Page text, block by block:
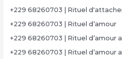
+229 68260703 | Rituel
+229 68260703 | Rituel d’amour
+229 68260703 | Rituel d’amour
+229 68260703 | Rituel d’amour